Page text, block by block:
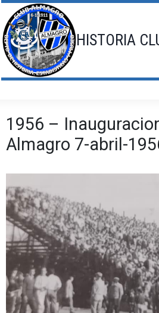
Saltar
al
contenido
HISTORIA
1956 –
Almagro 7-abril-